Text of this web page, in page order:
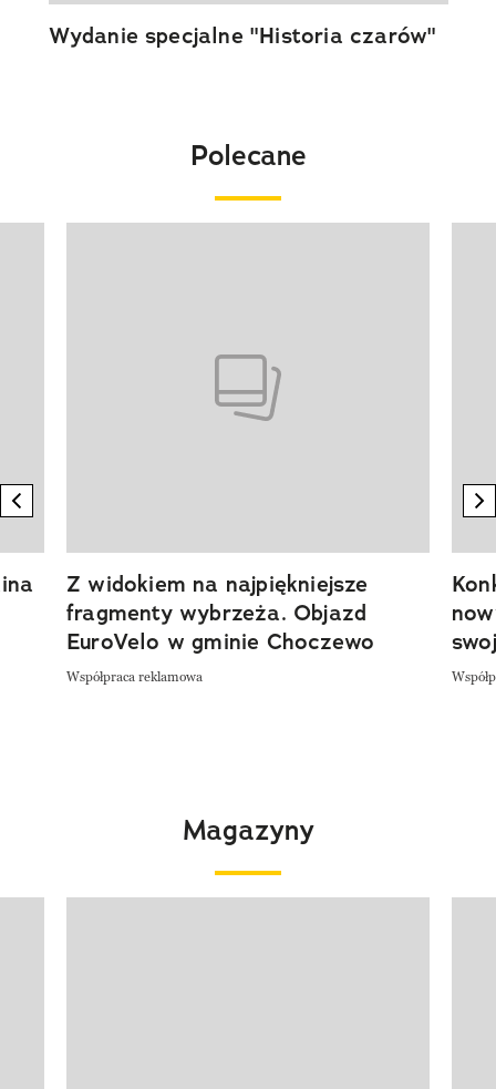
Wydanie specjalne "Historia czarów"
Polecane
previous element
Z widokiem na najpiękniejsze
fragmenty wybrzeża. Objazd
EuroVelo w gminie Choczewo
Współpraca reklamowa
Magazyny